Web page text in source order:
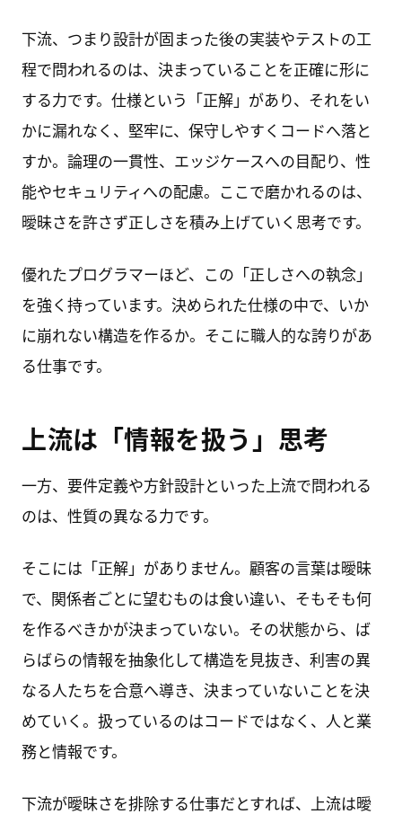
下流、つまり設計が固まった後の実装やテストの工
程で問われるのは、決まっていることを正確に形に
する力です。仕様という「正解」があり、それをい
かに漏れなく、堅牢に、保守しやすくコードへ落と
すか。論理の一貫性、エッジケースへの目配り、性
能やセキュリティへの配慮。ここで磨かれるのは、
曖昧さを許さず正しさを積み上げていく思考です。
優れたプログラマーほど、この「正しさへの執念」
を強く持っています。決められた仕様の中で、いか
に崩れない構造を作るか。そこに職人的な誇りがあ
る仕事です。
上流は「情報を扱う」思考
一方、要件定義や方針設計といった上流で問われる
のは、性質の異なる力です。
そこには「正解」がありません。顧客の言葉は曖昧
で、関係者ごとに望むものは食い違い、そもそも何
を作るべきかが決まっていない。その状態から、ば
らばらの情報を抽象化して構造を見抜き、利害の異
なる人たちを合意へ導き、決まっていないことを決
めていく。扱っているのはコードではなく、人と業
務と情報です。
下流が曖昧さを排除する仕事だとすれば、上流は曖